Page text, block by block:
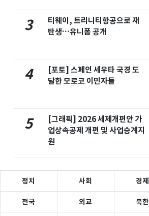
3
티웨이, 트리니티항공으로 재
탄생…유니폼 공개
4
[포토] 스페인 세우타 국경 도
달한 모로코 이민자들
5
[그래픽] 2026 세제개편안 가
업상속공제 개편 및 사업승계지
원
정치 사회 경제
전국 외교 북한